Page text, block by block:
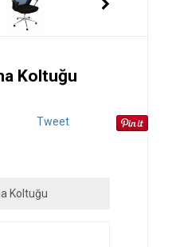
Koltuğu
Tweet